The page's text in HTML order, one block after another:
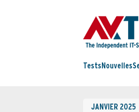
Tests Nouvelles
JANVIER 2025